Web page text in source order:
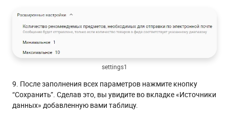
settings1
9. После заполнения всех параметров нажмите кнопку
“Сохранить”. Сделав это, вы увидите во вкладке «Источники
данных» добавленную вами таблицу.